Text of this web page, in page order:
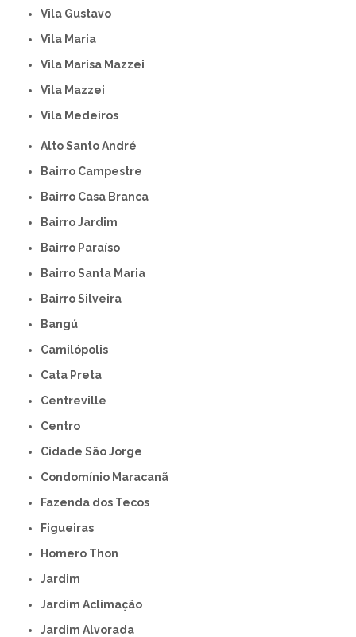
Vila Gustavo
Vila Maria
Vila Marisa Mazzei
Vila Mazzei
Vila Medeiros
Alto Santo André
Bairro Campestre
Bairro Casa Branca
Bairro Jardim
Bairro Paraíso
Bairro Santa Maria
Bairro Silveira
Bangú
Camilópolis
Cata Preta
Centreville
Centro
Cidade São Jorge
Condomínio Maracanã
Fazenda dos Tecos
Figueiras
Homero Thon
Jardim
Jardim Aclimação
Jardim Alvorada